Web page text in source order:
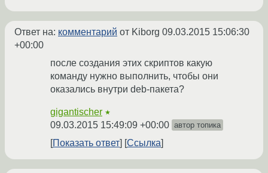
Ответ на: комментарий от Kiborg 09.03.2015 15:06:30
+00:00
после создания этих скриптов какую
команду нужно выполнить, чтобы они
оказались внутри deb-пакета?
gigantischer ★
09.03.2015 15:49:09 +00:00 автор топика
Показать ответ Ссылка